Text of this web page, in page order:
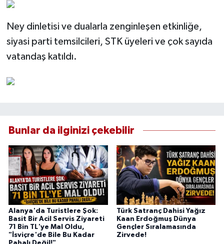
Ney dinletisi ve dualarla zenginleşen etkinliğe,
siyasi parti temsilcileri, STK üyeleri ve çok sayıda
vatandaş katıldı.
Bunlar da ilginizi çekebilir
Alanya'da Turistlere Şok:
Basit Bir Acil Servis Ziyareti
71 Bin TL'ye Mal Oldu,
"İsviçre'de Bile Bu Kadar
Türk Satranç Dahisi Yağız
Kaan Erdoğmuş Dünya
Gençler Sıralamasında
Zirvede!